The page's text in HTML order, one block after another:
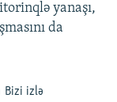
yanaşı,
da
Bizi izlə